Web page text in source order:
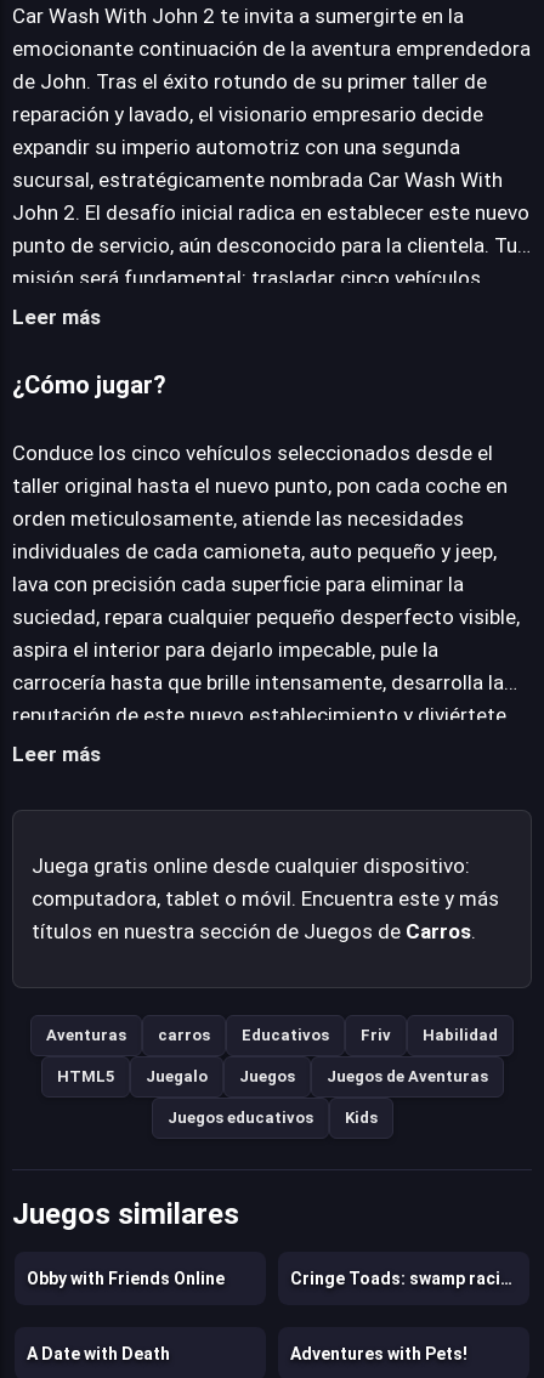
JUEGALO AHORA
Car Wash With John 2 te invita a sumergirte en la
emocionante continuación de la aventura emprendedora
de John. Tras el éxito rotundo de su primer taller de
reparación y lavado, el visionario empresario decide
expandir su imperio automotriz con una segunda
sucursal, estratégicamente nombrada Car Wash With
John 2. El desafío inicial radica en establecer este nuevo
punto de servicio, aún desconocido para la clientela. Tu
misión será fundamental: trasladar cinco vehículos
seleccionados desde la ubicación original y prepararlos
flamante establecimiento. La flota incluye una variada
ágil auto pequeño y varios versátiles jeeps, cada uno
demandando un enfoque y una serie de cuidados
específicos para lucir impecable. Este título promete una
experiencia accesible, diseñado para disfrutarse
directamente desde el navegador, sin necesidad de
descargas, en una amplia gama de plataformas web,
ofreciendo una oportunidad única para llevar el negocio
automotriz de John al siguiente nivel.
Leer más
¿Cómo jugar?
Conduce los cinco vehículos seleccionados desde el
taller original hasta el nuevo punto, pon cada coche en
orden meticulosamente, atiende las necesidades
individuales de cada camioneta, auto pequeño y jeep,
lava con precisión cada superficie para eliminar la
suciedad, repara cualquier pequeño desperfecto visible,
aspira el interior para dejarlo impecable, pule la
carrocería hasta que brille intensamente, desarrolla la
reputación de este nuevo establecimiento y diviértete
llevando el negocio de John al siguiente nivel de éxito.
Leer más
Juega gratis online desde cualquier dispositivo:
computadora, tablet o móvil. Encuentra este y más
títulos en nuestra sección de Juegos de Carros.
Aventuras carros Educativos Friv Habilidad
HTML5 Juegalo Juegos Juegos de Aventuras
Juegos educativos Kids
Juegos similares
Obby with Friends Online Cringe Toads: swamp racing with auto-shooting
A Date with Death Adventures with Pets!